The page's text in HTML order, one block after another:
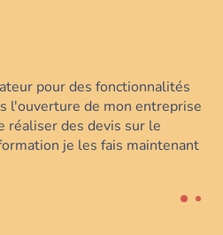
désormais possible pour moi
sur le logiciel WORD et
sur POWERPOINT.